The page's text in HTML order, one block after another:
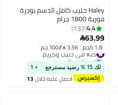
Haley حليب كامل الدسم بودرة
فورية 1800 جرام
4.4
137
63.99
1.8 كجم | #25 في حليب وكريم
توصيل مجاني
#25 في حليب وكريملك 15 % رصيد مسترجع + 1
احصل عليه خلال13